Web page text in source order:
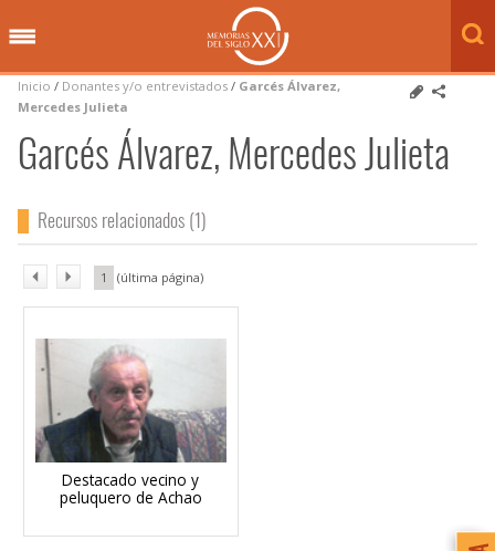
Inicio / Donantes y/o entrevistados / Garcés Álvarez,
Mercedes Julieta
Garcés Álvarez, Mercedes Julieta
Recursos relacionados (1)
Destacado vecino y
peluquero de Achao
1